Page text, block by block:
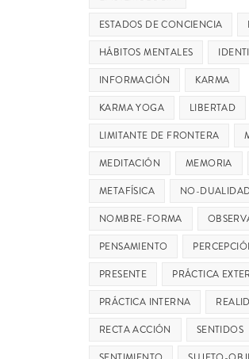
ESTADOS DE CONCIENCIA
HÁBITOS MENTALES
INFORMACIÓN
KARMA
KARMA YOGA
LIBERTAD
LIMITANTE DE FRONTERA
MEDITACIÓN
MEMORIA
METAFÍSICA
NO-
NOMBRE-FORMA
PENSAMIENTO
PRESENTE
PRÁCTICA
PRÁCTICA INTERNA
RECTA ACCIÓN
SENTIDOS